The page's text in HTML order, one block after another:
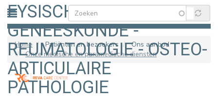
Home Patiënten en bezoekers
Ons aanbod
Onze medische en paramedische diensten
FYSISCHE
GENEESKUNDE -
REUMATOLOGIE - OSTEO-
ARTICULAIRE
PATHOLOGIE